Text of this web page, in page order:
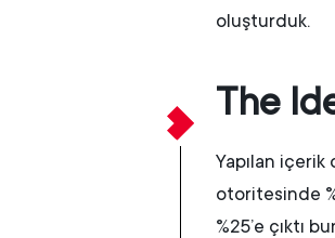
oluşturduk.
The
Yapılan
otoritesinde
%25’e çıktı